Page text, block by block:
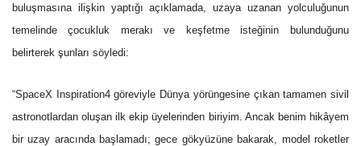
buluşmasına ilişkin yaptığı açıklamada, uzaya uzanan yolculuğunun
temelinde çocukluk merakı ve keşfetme isteğinin bulunduğunu
belirterek şunları söyledi:
“SpaceX Inspiration4 göreviyle Dünya yörüngesine çıkan tamamen sivil
astronotlardan oluşan ilk ekip üyelerinden biriyim. Ancak benim hikâyem
bir uzay aracında başlamadı; gece gökyüzüne bakarak, model roketler